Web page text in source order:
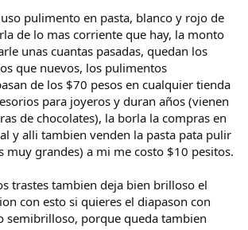
uso pulimento en pasta, blanco y rojo de
de lo mas corriente que hay, la monto
unas cuantas pasadas, quedan los
que nuevos, los pulimentos
de los $70 pesos en cualquier tienda
para joyeros y duran años (vienen
de chocolates), la borla la compras en
y alli tambien venden la pasta pata pulir
muy grandes) a mi me costo $10 pesitos.
trastes tambien deja bien brilloso el
con esto si quieres el diapason con
semibrilloso, porque queda tambien